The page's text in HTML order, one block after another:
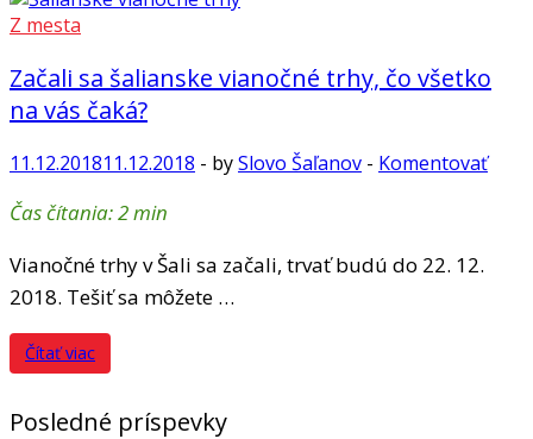
Z mesta
Začali sa šalianske vianočné trhy, čo všetko
na vás čaká?
11.12.201811.12.2018 - bySlovo Šaľanov - Komentovať
Čas čítania:2min
Vianočné trhy v Šali sa začali, trvať budú do 22. 12.
2018. Tešiť sa môžete …
Čítať viac
Posledné príspevky